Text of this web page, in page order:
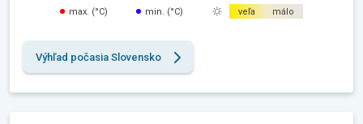
max. (°C) min. (°C) veľa málo
Výhľad počasia Slovensko